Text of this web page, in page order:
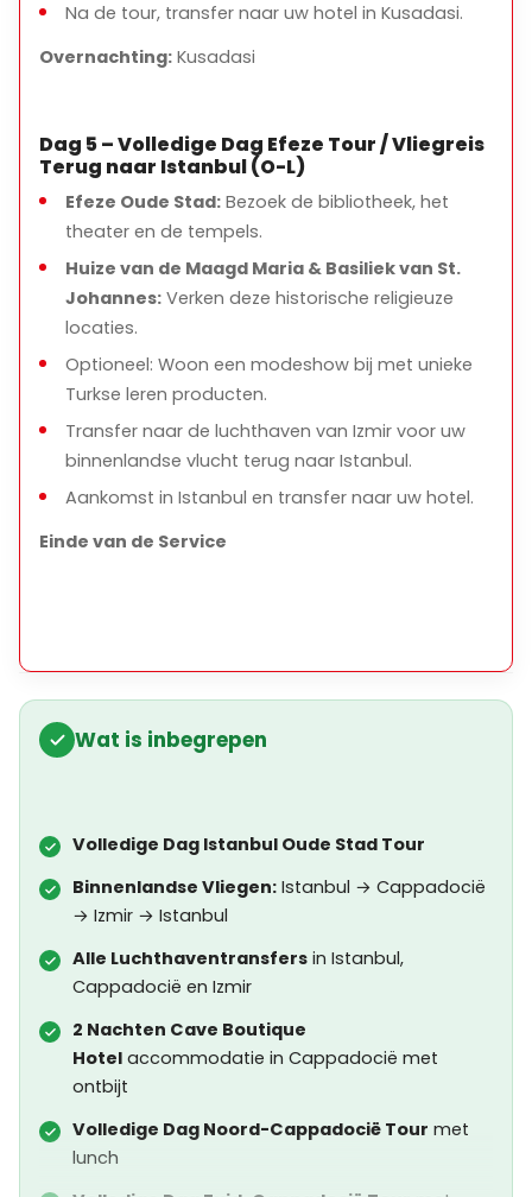
Na de tour, transfer naar uw hotel in Kusadasi.
Overnachting: Kusadasi
Dag 5 – Volledige Dag Efeze Tour / Vliegreis
Terug naar Istanbul (O-L)
Efeze Oude Stad: Bezoek de bibliotheek, het
theater en de tempels.
Huize van de Maagd Maria & Basiliek van St.
Johannes: Verken deze historische religieuze
locaties.
Optioneel: Woon een modeshow bij met unieke
Turkse leren producten.
Transfer naar de luchthaven van Izmir voor uw
binnenlandse vlucht terug naar Istanbul.
Aankomst in Istanbul en transfer naar uw hotel.
Einde van de Service
Wat is inbegrepen
Volledige Dag Istanbul Oude Stad Tour
Binnenlandse Vliegen: Istanbul → Cappadocië
→ Izmir → Istanbul
Alle Luchthaventransfers in Istanbul,
Cappadocië en Izmir
2 Nachten Cave Boutique
Hotel accommodatie in Cappadocië met
ontbijt
Volledige Dag Noord-Cappadocië Tour met
lunch